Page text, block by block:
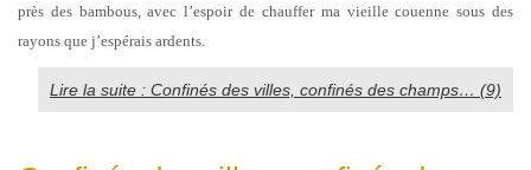
près des bambous, avec l’espoir de chauffer ma vieille couenne sous des
rayons que j’espérais ardents.
Lire la suite : Confinés des villes, confinés des champs… (9)